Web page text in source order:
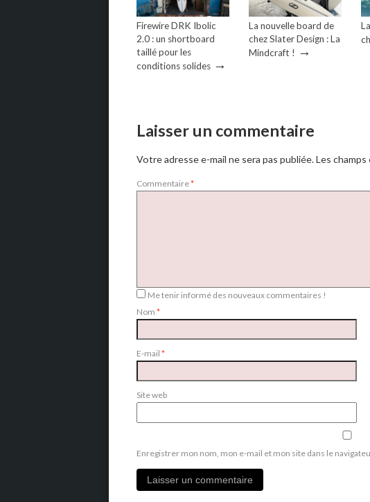
Firewire DRK Ibolic
2.0 : un shortboard
taillé pour les
conditions solides →
La nouvelle board de
chez Slater Design : La
Mindcraft ! →
Laisser un commentaire
Votre adresse e-mail ne sera pas publiée.Les
Commentaire*
Me tenir informé des nouveaux commentaires !
Nom *
E-mail *
Site web
Enregistrer mon nom, mon e-mail et mon site dans le